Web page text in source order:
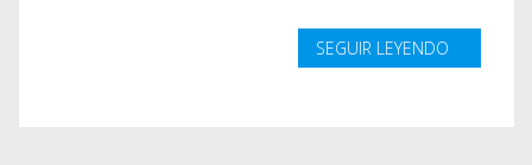
SEGUIR LEYENDO